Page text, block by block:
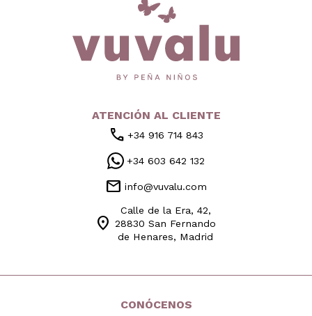
ATENCIÓN AL CLIENTE
call +34 916 714 843
+34 603 642 132
mail info@vuvalu.com
location_on
Calle de la Era, 42,
28830 San Fernando
de Henares, Madrid
CONÓCENOS